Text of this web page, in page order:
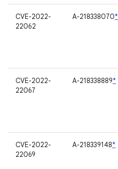
CVE-2022-
22062
A-218338070*
CVE-2022-
22067
A-218338889*
CVE-2022-
22069
A-218339148*